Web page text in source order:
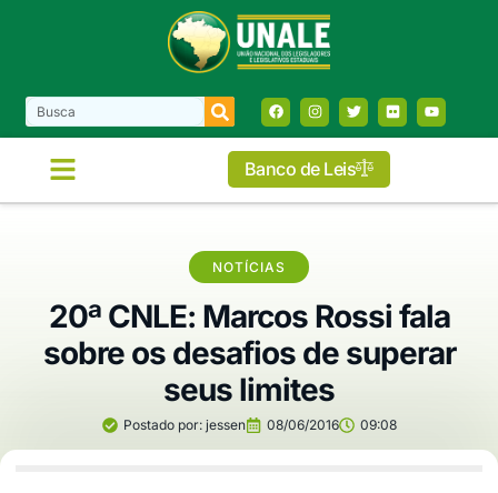
Banco de Leis
NOTÍCIAS
20ª CNLE: Marcos Rossi fala
sobre os desafios de superar
seus limites
Postado por:jessen 08/06/2016 09:08